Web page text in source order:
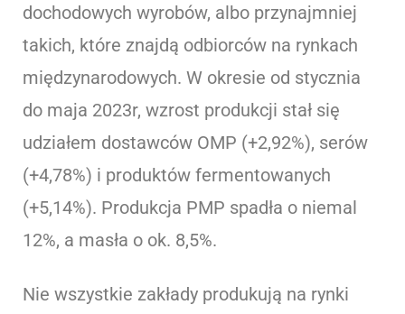
dochodowych wyrobów, albo przynajmniej
takich, które znajdą odbiorców na rynkach
międzynarodowych. W okresie od stycznia
do maja 2023r, wzrost produkcji stał się
udziałem dostawców OMP (+2,92%), serów
(+4,78%) i produktów fermentowanych
(+5,14%). Produkcja PMP spadła o niemal
12%, a masła o ok. 8,5%.
Nie wszystkie zakłady produkują na rynki